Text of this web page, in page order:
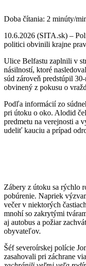
Doba čítania: 2 minúty/
10.6.2026 (SITA.sk) –
politici obvinili krajne
Ulice Belfastu zaplnili v
násilností, ktoré
súd zároveň predstúpil
obvinený z pokusu o
Podľa informácií zo
pri útoku o oko. Alodid
predmetu na verejnosti a
udeliť kauciu a prípad
Zábery z útoku sa rýchlo
pobúrenie. Napriek
večer v niektorých
mnohí so zakrytými
aj autobus a požiar
obyvateľov.
Šéf severoírskej polície
zasahovali pri záchrane